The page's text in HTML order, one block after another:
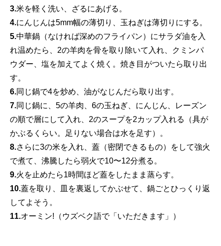
3.米を軽く洗い、ざるにあげる。
4.にんじんは5mm幅の薄切り、玉ねぎは薄切りにする。
5.中華鍋（なければ深めのフライパン）にサラダ油を入
れ温めたら、2の羊肉を骨を取り除いて入れ、クミンパ
ウダー、塩を加えてよく焼く。焼き目がついたら取り出
す。
6.同じ鍋で4を炒め、油がなじんだら取り出す。
7.同じ鍋に、5の羊肉、6の玉ねぎ、にんじん、レーズン
の順で層にして入れ、2のスープを2カップ入れる（具が
かぶるくらい。足りない場合は水を足す）。
8.さらに3の米を入れ、蓋（密閉できるもの）をして強火
で煮て、沸騰したら弱火で10〜12分煮る。
9.火を止めたら1時間ほど蓋をしたまま蒸らす。
10.蓋を取り、皿を裏返してかぶせて、鍋ごとひっくり返
してよそう。
11.オーミン!（ウズベク語で「いただきます」）